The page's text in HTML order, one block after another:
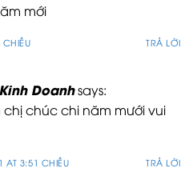
mới
TRẢ LỜI
Doanhsays:
chúc chi năm mưới vui
AT 3:51 CHIỀU TRẢ LỜI